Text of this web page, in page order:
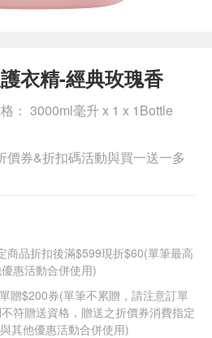
衣精-經典玫瑰香
： 3000ml毫升 x 1 x 1Bottle
價券&折扣碼活動與買一送一多
商品折扣後滿$599現折$60(單筆最高
惠活動合併使用)
贈$200券(單筆不累贈，請注意訂單
符贈送資格，贈送之折價券消費指定
其他優惠活動合併使用)